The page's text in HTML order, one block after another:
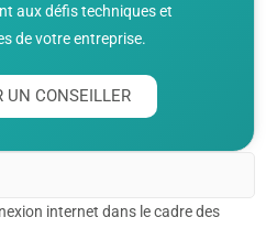
aux défis techniques et
de votre entreprise.
UN CONSEILLER
internet dans le cadre des